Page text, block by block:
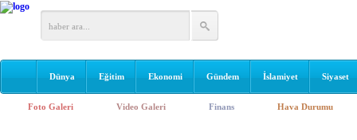
Kartal’da Yol Yenileme Hamlesi: 17 Bin Ton Sıcak Asfalt
Serilecek
Vedat Günyol 11. Deneme Ödülü Başvuruları Başladı
Dünya Eğitim Ekonomi Gündem İslamiyet Siyaset
Foto Galeri Video Galeri Finans Hava Durumu